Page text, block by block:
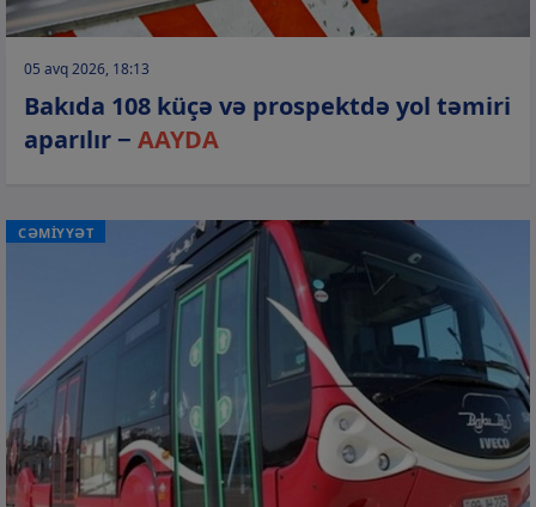
05 avq 2026, 18:13
Bakıda 108 küçə və prospektdə yol təmiri
aparılır − AAYDA
CƏMİYYƏT